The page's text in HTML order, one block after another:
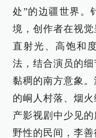
处”的边疆世界。
境，创作者在视
直射光、高饱和
法，结合演员的
黏稠的南方意象
的峒人村落、烟
产影视剧中少见
野性的民间，李